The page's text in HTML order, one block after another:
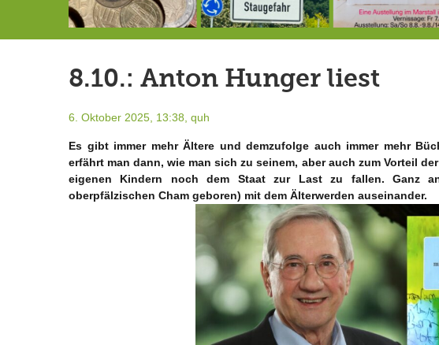
8.10.: Anton Hunger liest
6. Oktober 2025, 13:38, quh
Es gibt immer mehr Ältere und demzufolge auch immer mehr
erfährt man dann, wie man sich zu seinem, aber auch zum Vorteil
eigenen Kindern noch dem Staat zur Last zu fallen. Ganz
oberpfälzischen Cham geboren) mit dem Älterwerden auseinander.